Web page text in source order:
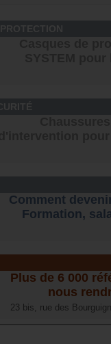
Comment
Formation,
Plus de 6 000
nous
23 bis, rue des